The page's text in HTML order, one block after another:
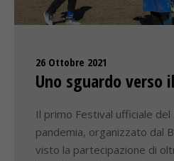
26 Ottobre 2021
Uno sguardo verso
Il primo Festival ufficiale
pandemia, organizzato dal
visto la partecipazione di